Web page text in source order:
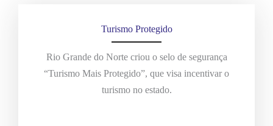
Turismo Protegido
Rio Grande do Norte criou o selo de segurança
“Turismo Mais Protegido”, que visa incentivar o
turismo no estado.